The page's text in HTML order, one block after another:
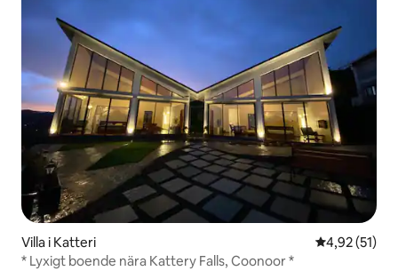
Villa i Katteri 4,92 av 5 i
4,92 (51)
* Lyxigt boende nära Kattery Falls, Coonoor *